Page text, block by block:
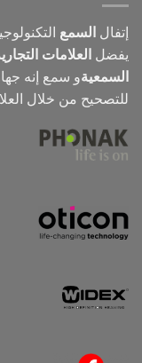
إتفال السمع
يفضل العلامات
السمعيةو سمع إنه
للتصحيح من خلال